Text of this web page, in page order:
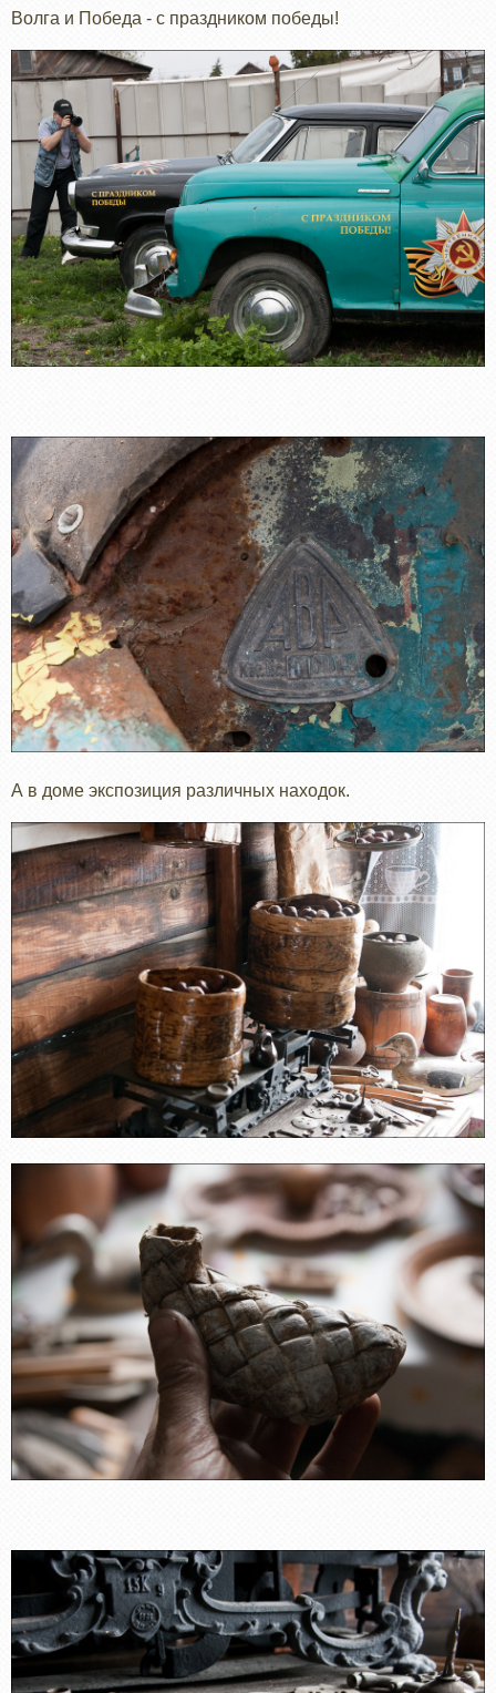
Волга и Победа - с праздником победы!
А в доме экспозиция различных находок.